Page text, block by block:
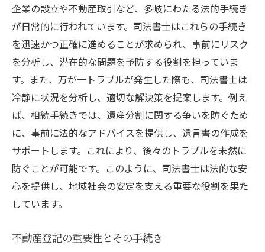
専門知識の継続的な向上
経験がもたらす信頼性と安心感
地域社会への貢献意識の重要性
法務プロフェッショナルとしての誇り
地元密着で培う信頼と実績
成果がもたらす自己成長と満足感
大阪市の司法書士が直面する日々の挑戦とその
解決策
法改正に対応するための知識更新
複雑な登記手続きの効率化
異なるクライアントニーズへの柔軟な対応
企業の設立や不動産取引など、多岐にわたる法的手続き
が日常的に行われています。司法書士はこれらの手続き
を迅速かつ正確に進めることが求められ、事前にリスク
を分析し、潜在的な問題を予防する役割を担っていま
す。また、万が一トラブルが発生した際も、司法書士は
冷静に状況を分析し、適切な解決策を提案します。例え
ば、相続手続きでは、遺産分割に関する争いを防ぐため
に、事前に法的なアドバイスを提供し、遺言書の作成を
サポートします。これにより、後々のトラブルを未然に
防ぐことが可能です。このように、司法書士は法的な安
心を提供し、地域社会の安定を支える重要な役割を果た
しています。
不動産登記の重要性とその手続き